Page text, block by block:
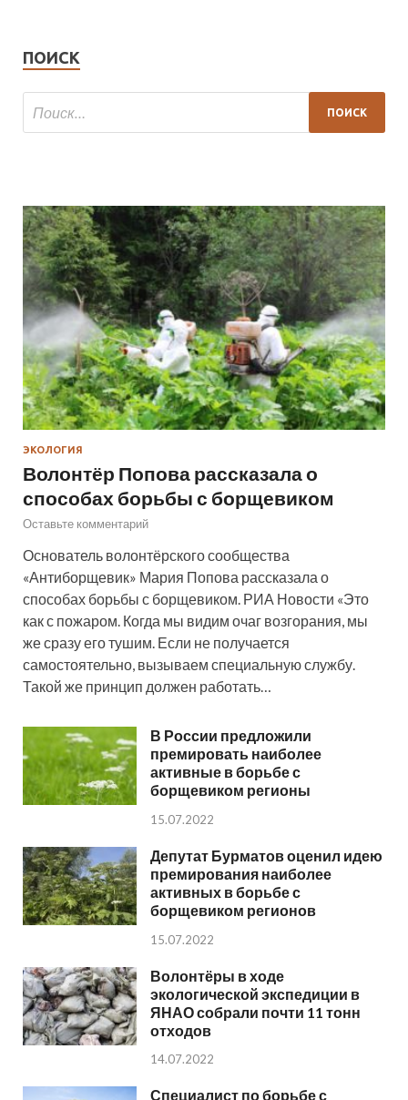
ПОИСК
ЭКОЛОГИЯ
Волонтёр Попова рассказала о
способах борьбы с борщевиком
Оставьте комментарий
Основатель волонтёрского сообщества
«Антиборщевик» Мария Попова рассказала о
способах борьбы с борщевиком. РИА Новости «Это
как с пожаром. Когда мы видим очаг возгорания, мы
же сразу его тушим. Если не получается
самостоятельно, вызываем специальную службу.
Такой же принцип должен работать…
В России предложили
премировать наиболее
активные в борьбе с
борщевиком регионы
15.07.2022
Депутат Бурматов оценил идею
премирования наиболее
активных в борьбе с
борщевиком регионов
15.07.2022
Волонтёры в ходе
экологической экспедиции в
ЯНАО собрали почти 11 тонн
отходов
14.07.2022
Специалист по борьбе с